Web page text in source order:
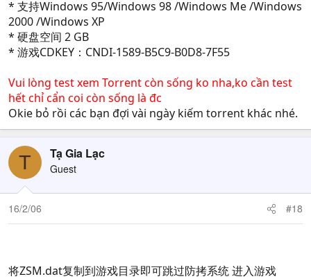
* 支持Windows 95/Windows 98 /Windows Me /Windows
2000 /Windows XP
* 硬盘空间 2 GB
* 游戏CDKEY：CNDI-1589-B5C9-B0D8-7F55
Vui lòng test xem Torrent còn sống ko nha,ko cần test
hết chỉ cẩn coi còn sống là đc
Okie bỏ rồi các bạn đợi vài ngày kiếm torrent khác nhé.
T Tạ Gia Lạc
Guest
16/2/06 #18
将ZSM.dat复制到游戏目录即可跳过防拷系统 进入游戏